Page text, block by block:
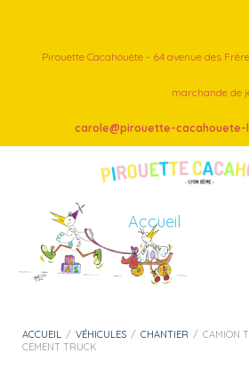
Pirouette Cacahouète - 64 avenue des
marchande de
carole@pirouette-cacahouete-
Accueil
ACCUEIL / VÉHICULES / CHANTIER / CAMION
CEMENT TRUCK